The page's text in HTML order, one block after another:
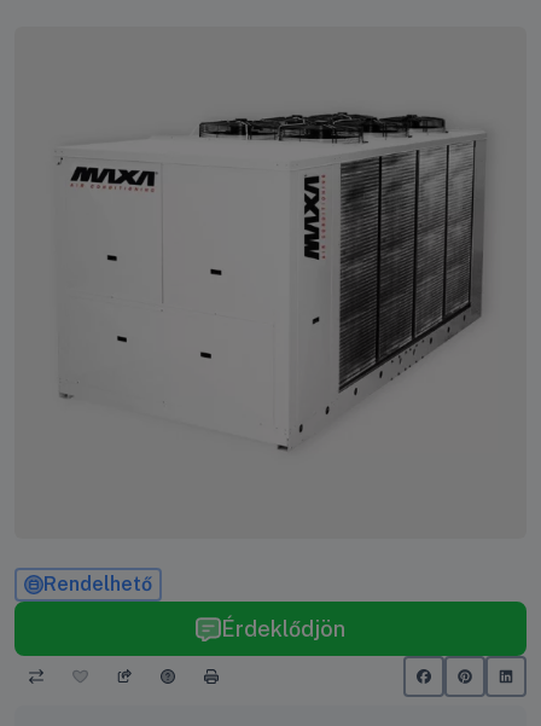
Rendelhető
Érdeklődjön